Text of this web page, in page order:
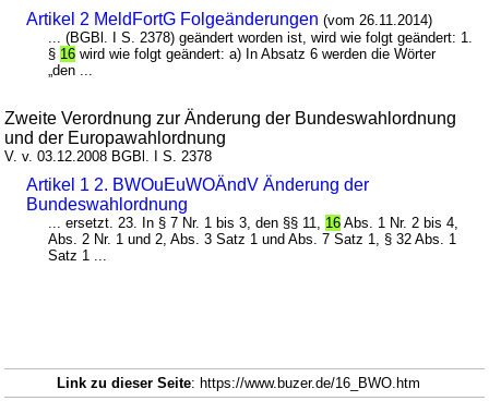
Artikel 2 MeldFortG Folgeänderungen (vom 26.11.2014)
... (BGBl. I S. 2378) geändert worden ist, wird wie folgt geändert: 1.
§ 16 wird wie folgt geändert: a) In Absatz 6 werden die Wörter
„den ...
Zweite Verordnung zur Änderung der Bundeswahlordnung
und der Europawahlordnung
V. v. 03.12.2008 BGBl. I S. 2378
Artikel 1 2. BWOuEuWOÄndV Änderung der
Bundeswahlordnung
... ersetzt. 23. In § 7 Nr. 1 bis 3, den §§ 11, 16 Abs. 1 Nr. 2 bis 4,
Abs. 2 Nr. 1 und 2, Abs. 3 Satz 1 und Abs. 7 Satz 1, § 32 Abs. 1
Satz 1 ...
Link zu dieser Seite: https://www.buzer.de/16_BWO.htm